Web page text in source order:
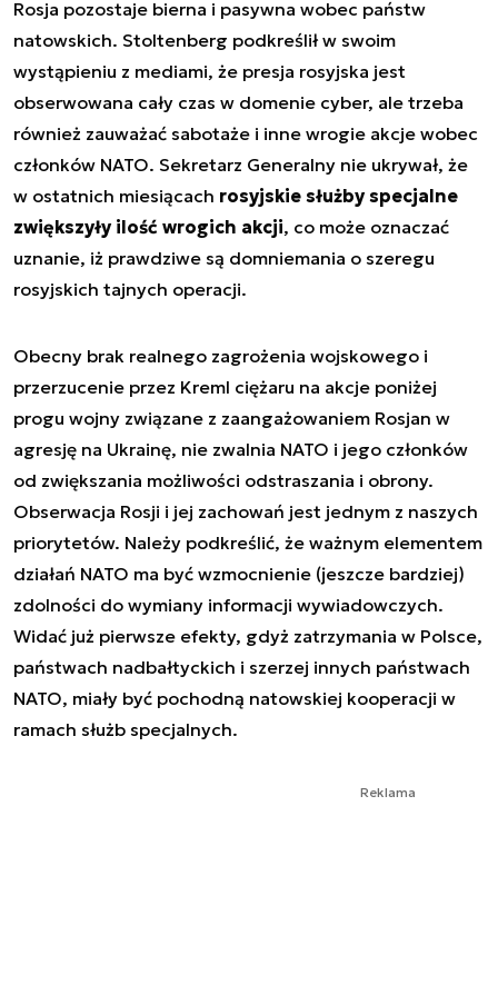
Rosja pozostaje bierna i pasywna wobec państw
natowskich. Stoltenberg podkreślił w swoim
wystąpieniu z mediami, że presja rosyjska jest
obserwowana cały czas w domenie cyber, ale trzeba
również zauważać sabotaże i inne wrogie akcje wobec
członków NATO. Sekretarz Generalny nie ukrywał, że
w ostatnich miesiącach rosyjskie służby specjalne
zwiększyły ilość wrogich akcji, co może oznaczać
uznanie, iż prawdziwe są domniemania o szeregu
rosyjskich tajnych operacji.
Obecny brak realnego zagrożenia wojskowego i
przerzucenie przez Kreml ciężaru na akcje poniżej
progu wojny związane z zaangażowaniem Rosjan w
agresję na Ukrainę, nie zwalnia NATO i jego członków
od zwiększania możliwości odstraszania i obrony.
Obserwacja Rosji i jej zachowań jest jednym z naszych
priorytetów. Należy podkreślić, że ważnym elementem
działań NATO ma być wzmocnienie (jeszcze bardziej)
zdolności do wymiany informacji wywiadowczych.
Widać już pierwsze efekty, gdyż zatrzymania w Polsce,
państwach nadbałtyckich i szerzej innych państwach
NATO, miały być pochodną natowskiej kooperacji w
ramach służb specjalnych.
Reklama